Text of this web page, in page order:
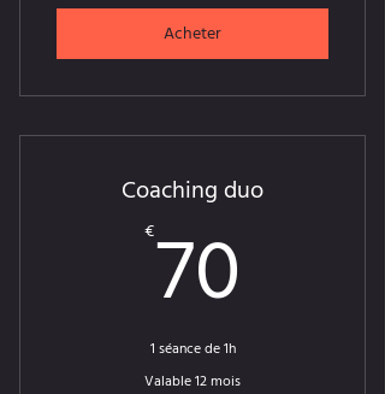
Acheter
Coaching duo
€70
1 séance de 1h
Valable 12 mois